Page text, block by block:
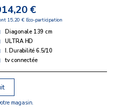
€
15,20 € Eco-participation
Diagonale 139 cm
ULTRA HD
I. Durabilité 6.5/10
tv connectée
magasin.